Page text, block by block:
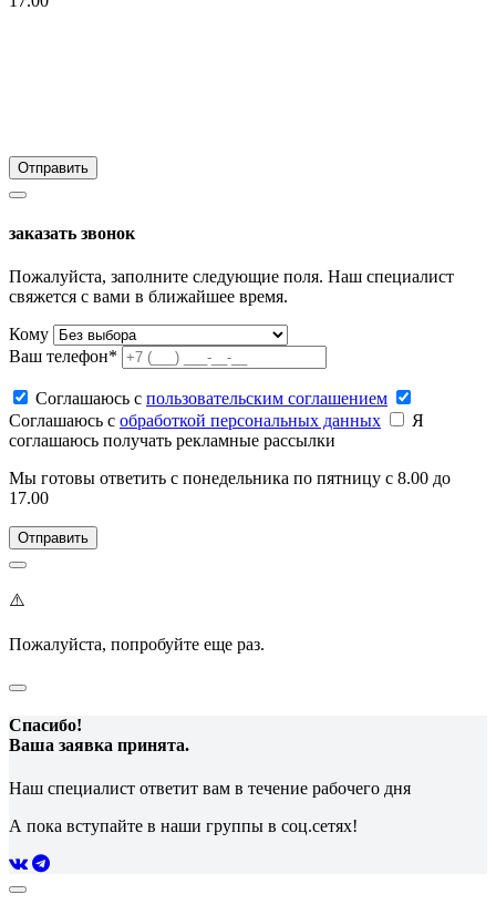
заказать звонок
Пожалуйста, заполните следующие поля. Наш специалист
свяжется с вами в ближайшее время.
Кому
Ваш телефон*
Соглашаюсь c пользовательским соглашением
Соглашаюсь c обработкой персональных данных
Я
соглашаюсь получать рекламные рассылки
Мы готовы ответить с понедельника по пятницу с 8.00 до
17.00
⚠️
Пожалуйста, попробуйте еще раз.
Спасибо!
Ваша заявка принята.
Наш специалист ответит вам в течение рабочего дня
А пока вступайте в наши группы в соц.сетях!